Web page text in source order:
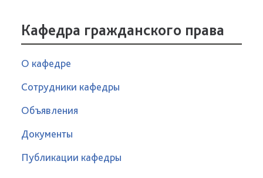
Кафедра гражданского права
О кафедре
Сотрудники кафедры
Объявления
Документы
Публикации кафедры